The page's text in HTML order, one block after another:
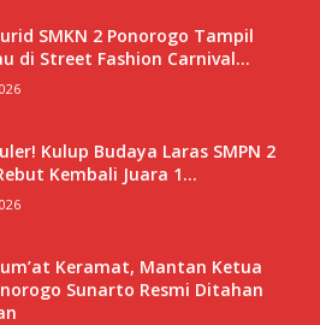
SMKN 2 Ponorogo Tampil
di Street Fashion Carnival...
Kulup Budaya Laras SMPN 2
Kembali Juara 1...
Keramat, Mantan Ketua
Sunarto Resmi Ditahan